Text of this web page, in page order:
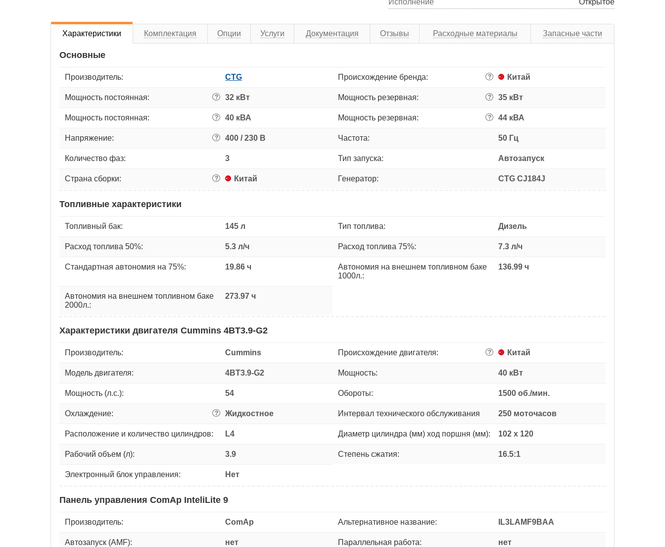
Характеристики Комплектация Опции Услуги Документация Отзывы Расходные материалы Запасные части
Основные
Производитель: CTG Происхождение бренда: ? Китай
Мощность постоянная: ? 32 кВт Мощность резервная: ? 35 кВт
Мощность постоянная: ? 40 кВА Мощность резервная: ? 44 кВА
Напряжение: ? 400 / 230 В Частота: 50 Гц
Количество фаз: 3 Тип запуска: Автозапуск
Страна сборки: ? Китай Генератор: CTG CJ184J
Топливные характеристики
Топливный бак: 145 л Тип топлива: Дизель
Расход топлива 50%: 5.3 л/ч Расход топлива 75%: 7.3 л/ч
Стандартная автономия на 75%: 19.86 ч
Автономия на внешнем топливном баке
1000л.:
136.99 ч
Автономия на внешнем топливном баке
2000л.:
273.97 ч
Характеристики двигателя Cummins 4BT3.9-G2
Производитель: Cummins Происхождение двигателя: ? Китай
Модель двигателя: 4BT3.9-G2 Мощность: 40 кВт
Мощность (л.с.): 54 Обороты: 1500 об./мин.
Охлаждение: ? Жидкостное Интервал технического обслуживания 250 моточасов
Расположение и количество цилиндров: L4 Диаметр цилиндра (мм) ход поршня (мм): 102 х 120
Рабочий объем (л): 3.9 Степень сжатия: 16.5:1
Электронный блок управления: Нет
Панель управления ComAp InteliLite 9
Производитель: ComAp Альтернативное название: IL3LAMF9BAA
Автозапуск (AMF): нет Параллельная работа: нет